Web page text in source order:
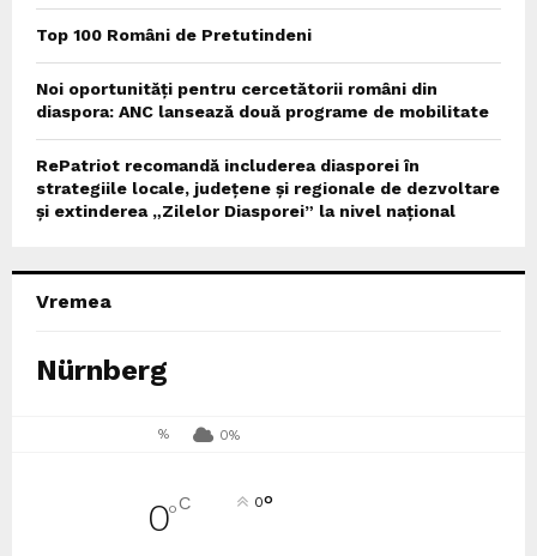
Top 100 Români de Pretutindeni
Noi oportunități pentru cercetătorii români din
diaspora: ANC lansează două programe de mobilitate
RePatriot recomandă includerea diasporei în
strategiile locale, județene și regionale de dezvoltare
și extinderea „Zilelor Diasporei” la nivel național
Vremea
Nürnberg
% 0%
0°C 0°